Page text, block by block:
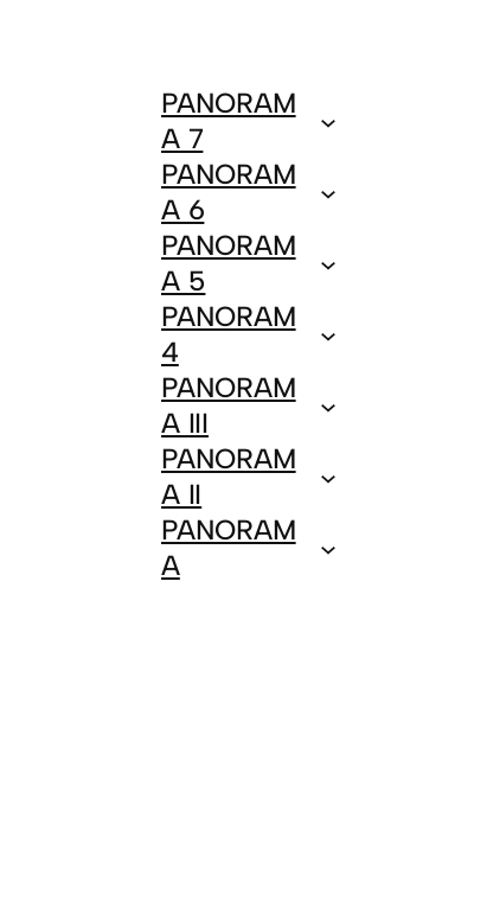
PANORAM
A 7
PANORAM
A 6
PANORAM
A 5
PANORAM
4
PANORAM
A III
PANORAM
A II
PANORAM
A